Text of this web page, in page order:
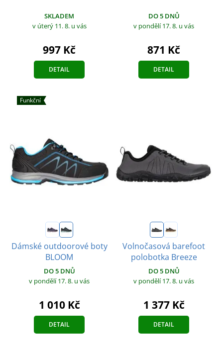
SKLADEM
v úterý 11. 8. u vás
997 Kč
DETAIL
DO 5 DNŮ
v pondělí 17. 8. u vás
871 Kč
DETAIL
Funkční
Dámské outdoorové boty
BLOOM
DO 5 DNŮ
v pondělí 17. 8. u vás
1 010 Kč
DETAIL
Volnočasová barefoot
polobotka Breeze
DO 5 DNŮ
v pondělí 17. 8. u vás
1 377 Kč
DETAIL